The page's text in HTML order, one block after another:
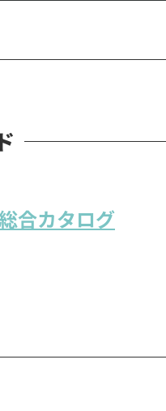
合カタログ